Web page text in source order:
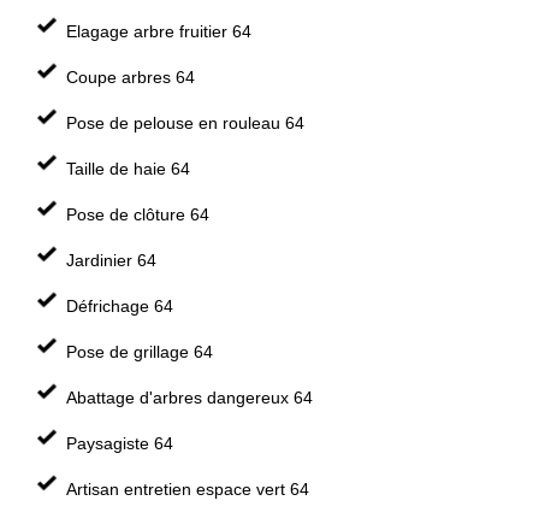
Elagage arbre fruitier 64
Coupe arbres 64
Pose de pelouse en rouleau 64
Taille de haie 64
Pose de clôture 64
Jardinier 64
Défrichage 64
Pose de grillage 64
Abattage d'arbres dangereux 64
Paysagiste 64
Artisan entretien espace vert 64